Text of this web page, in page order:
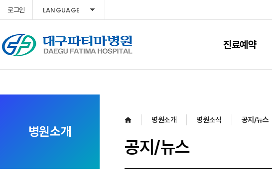
로그인 LANGUAGE
진료예약
병원소개
공지/뉴스
병원소개 병원소식 공지/뉴스